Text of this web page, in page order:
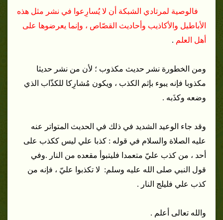
فالوصية لمرتادي الشبكة أن لا يُسارِعوا في نشر مثل هذه
الأباطيل والأكاذيب وأحاديث القصّاص ، وإنما يعرضوها على
أهل العلم .
ومن الخطورة نشر حديث مكذوب ؛ لأن من نشر حديثا
مكذوبا فإنه يبوء بإثم الكذب ، ويكون مُشارِكا للكذّاب الذي
وضعه وكذَبه .
وقد جاء الوعيد الشديد في ذلك في الحديث المتواتر عنه
عليه الصلاة والسلام في قوله : كذبا علي ليس ككذب على
أحد ، من كذب عليّ متعمدا فليتبوأ مقعده من النار .وفي
قول النبي صلى الله عليه وسلم: لا تكذبوا عليّ ، فإنه من
كذب علي فليلج النار .
والله تعالى أعلم .